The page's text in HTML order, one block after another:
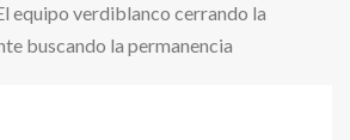
equipo verdiblanco cerrando la
buscando la permanencia